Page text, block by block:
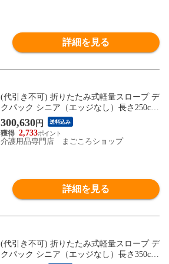
詳細を見る
(代引き不可) 折りたたみ式軽量スロープ デ
クパック シニア（エッジなし）長さ250cm
ケアメディックス (車椅子 スロープ 段差解
消スロープ 屋外用 段差スロープ 介護 スロ
ープ 介護 用 スロープ) 介護用品
300,630円 送料込み
2,733
介護用品専門店 まごころショップ
詳細を見る
(代引き不可) 折りたたみ式軽量スロープ デ
クパック シニア（エッジなし）長さ350cm